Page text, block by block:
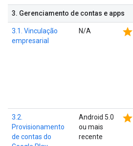
3. Gerenciamento de contas e apps
3.1. Vinculação
empresarial
N/A star
3.2.
Provisionamento
de contas do
Android 5.0
ou mais
recente
star